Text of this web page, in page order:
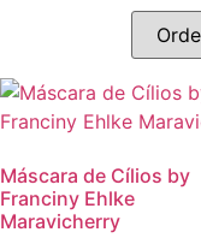
Máscara de Cílios by
Franciny Ehlke
Maravicherry